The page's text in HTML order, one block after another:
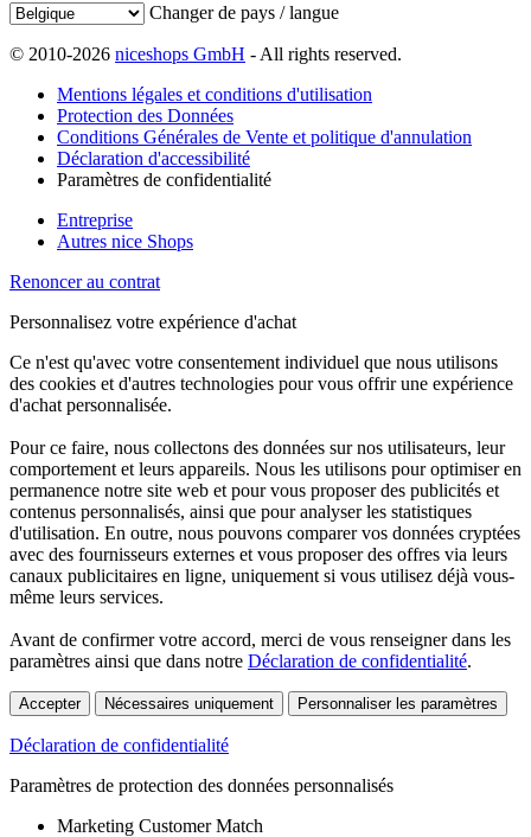
Changer de pays / langue
© 2010-2026 niceshops GmbH - All rights reserved.
Mentions légales et conditions d'utilisation
Protection des Données
Conditions Générales de Vente et politique d'annulation
Déclaration d'accessibilité
Paramètres de confidentialité
Entreprise
Autres nice Shops
Renoncer au contrat
Personnalisez votre expérience d'achat
Ce n'est qu'avec votre consentement individuel que nous utilisons
des cookies et d'autres technologies pour vous offrir une expérience
d'achat personnalisée.
Pour ce faire, nous collectons des données sur nos utilisateurs, leur
comportement et leurs appareils. Nous les utilisons pour optimiser en
permanence notre site web et pour vous proposer des publicités et
contenus personnalisés, ainsi que pour analyser les statistiques
d'utilisation. En outre, nous pouvons comparer vos données cryptées
avec des fournisseurs externes et vous proposer des offres via leurs
canaux publicitaires en ligne, uniquement si vous utilisez déjà vous-
même leurs services.
Avant de confirmer votre accord, merci de vous renseigner dans les
paramètres ainsi que dans notre Déclaration de confidentialité.
Accepter Nécessaires uniquement Personnaliser les paramètres
Déclaration de confidentialité
Paramètres de protection des données personnalisés
Marketing Customer Match